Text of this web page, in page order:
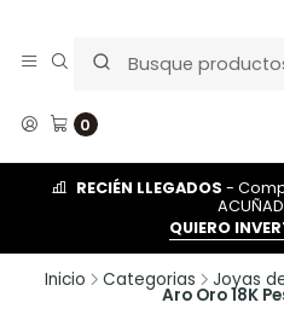
0
RECIÉN LLEGADOS -
QUIERO
Inicio Categorias Joyas
Aro Oro 18K